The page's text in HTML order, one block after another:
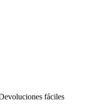
fáciles